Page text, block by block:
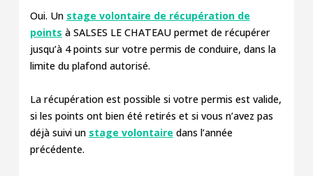
Oui. Un stage volontaire de récupération de
points à SALSES LE CHATEAU permet de récupérer
jusqu’à 4 points sur votre permis de conduire, dans la
limite du plafond autorisé.
La récupération est possible si votre permis est valide,
si les points ont bien été retirés et si vous n’avez pas
déjà suivi un stage volontaire dans l’année
précédente.